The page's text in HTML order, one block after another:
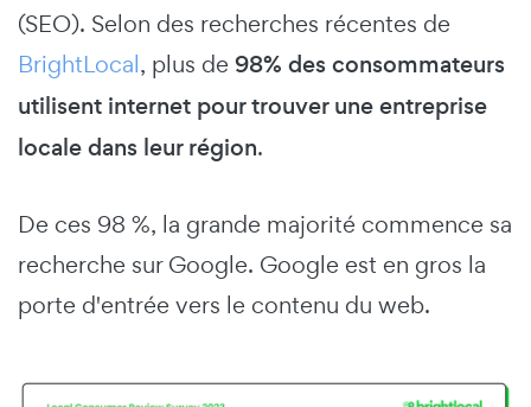
(SEO). Selon des recherches récentes de
BrightLocal, plus de 98% des consommateurs
utilisent internet pour trouver une entreprise
locale dans leur région.
De ces 98 %, la grande majorité commence sa
recherche sur Google. Google est en gros la
porte d'entrée vers le contenu du web.